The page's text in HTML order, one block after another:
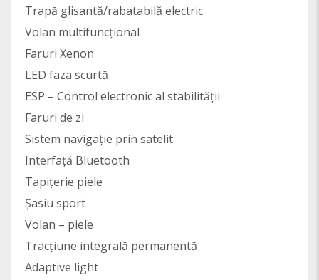
Trapă glisantă/rabatabilă electric
Volan multifuncțional
Faruri Xenon
LED faza scurtă
ESP – Control electronic al stabilității
Faruri de zi
Sistem navigație prin satelit
Interfață Bluetooth
Tapițerie piele
Șasiu sport
Volan – piele
Tracțiune integrală permanentă
Adaptive light